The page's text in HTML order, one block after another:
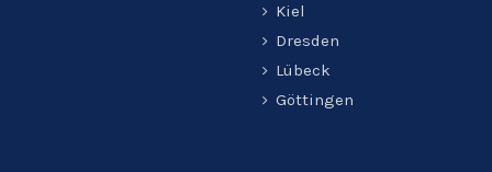
Kiel
Dresden
Lübeck
Göttingen